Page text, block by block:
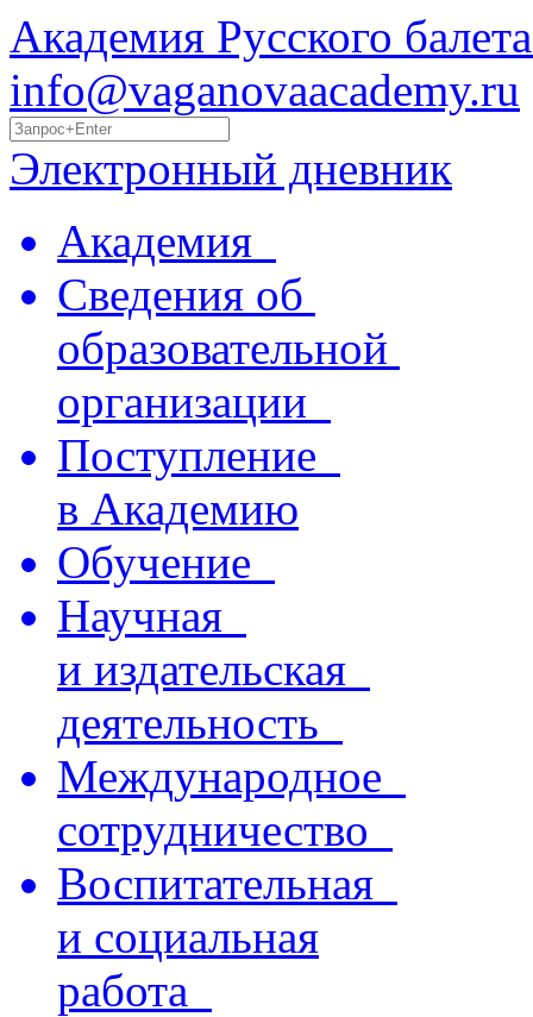
Академия Русского
info@vaganovaacademy.ru
Электронный дневник
Академия
Сведения об
образовательной
организации
Поступление
в Академию
Обучение
Научная
и издательская
деятельность
Международное
сотрудничество
Воспитательная
и социальная
работа